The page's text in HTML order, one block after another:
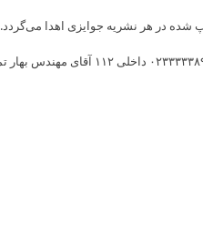
شده در هر نشریه جوایزی اهدا می‌گردد.